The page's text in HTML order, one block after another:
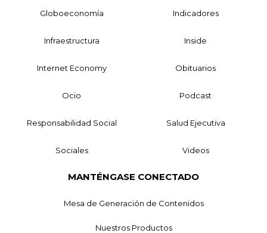
Globoeconomía Indicadores
Infraestructura Inside
Internet Economy Obituarios
Ocio Podcast
Responsabilidad Social Salud Ejecutiva
Sociales Videos
MANTÉNGASE CONECTADO
Mesa de Generación de Contenidos
Nuestros Productos